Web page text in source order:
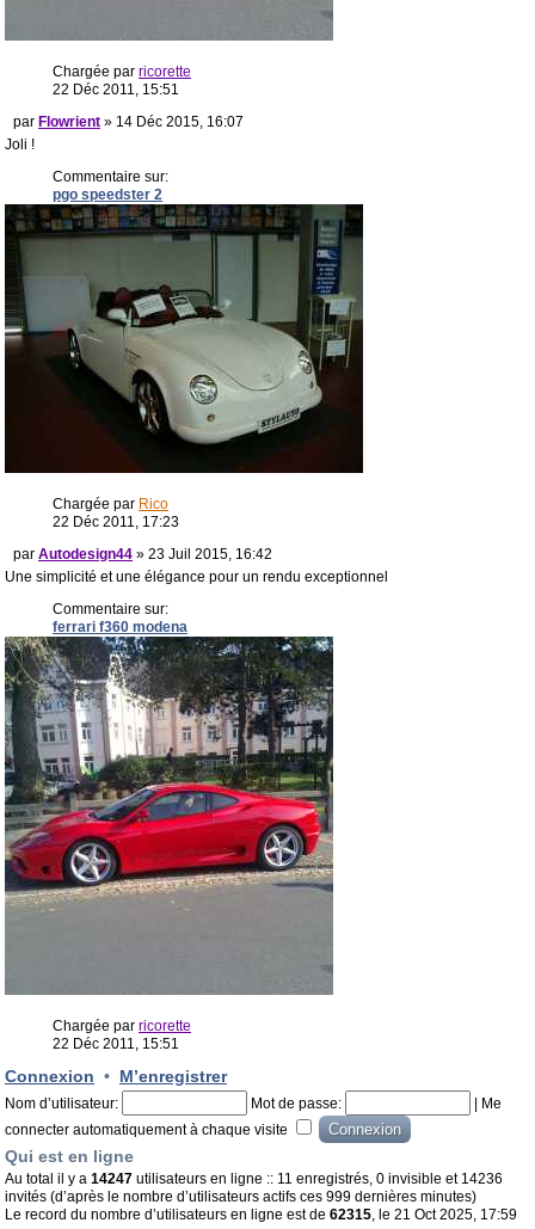
Chargée par ricorette
22 Déc 2011, 15:51
par Flowrient » 14 Déc 2015, 16:07
Joli !
Commentaire sur:
pgo speedster 2
Chargée par Rico
22 Déc 2011, 17:23
par Autodesign44 » 23 Juil 2015, 16:42
Une simplicité et une élégance pour un rendu exceptionnel
Commentaire sur:
ferrari f360 modena
Chargée par ricorette
22 Déc 2011, 15:51
Connexion • M’enregistrer
Nom d’utilisateur: Mot de passe:
Me
connecter automatiquement à chaque visite
Qui est en ligne
Au total il y a 14247 utilisateurs en ligne :: 11 enregistrés, 0 invisible et 14236
invités (d’après le nombre d’utilisateurs actifs ces 999 dernières minutes)
Le record du nombre d’utilisateurs en ligne est de 62315, le 21 Oct 2025, 17:59